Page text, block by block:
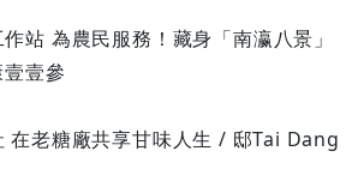
站 為農民服務！藏身「南瀛八景」
壹參
在老糖廠共享甘味人生 / 邸Tai Dang